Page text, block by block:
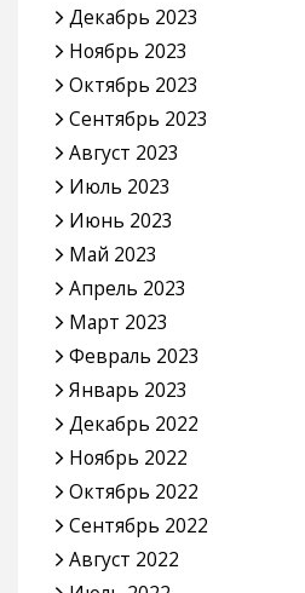
Декабрь 2023
Ноябрь 2023
Октябрь 2023
Сентябрь 2023
Август 2023
Июль 2023
Июнь 2023
Май 2023
Апрель 2023
Март 2023
Февраль 2023
Январь 2023
Декабрь 2022
Ноябрь 2022
Октябрь 2022
Сентябрь 2022
Август 2022